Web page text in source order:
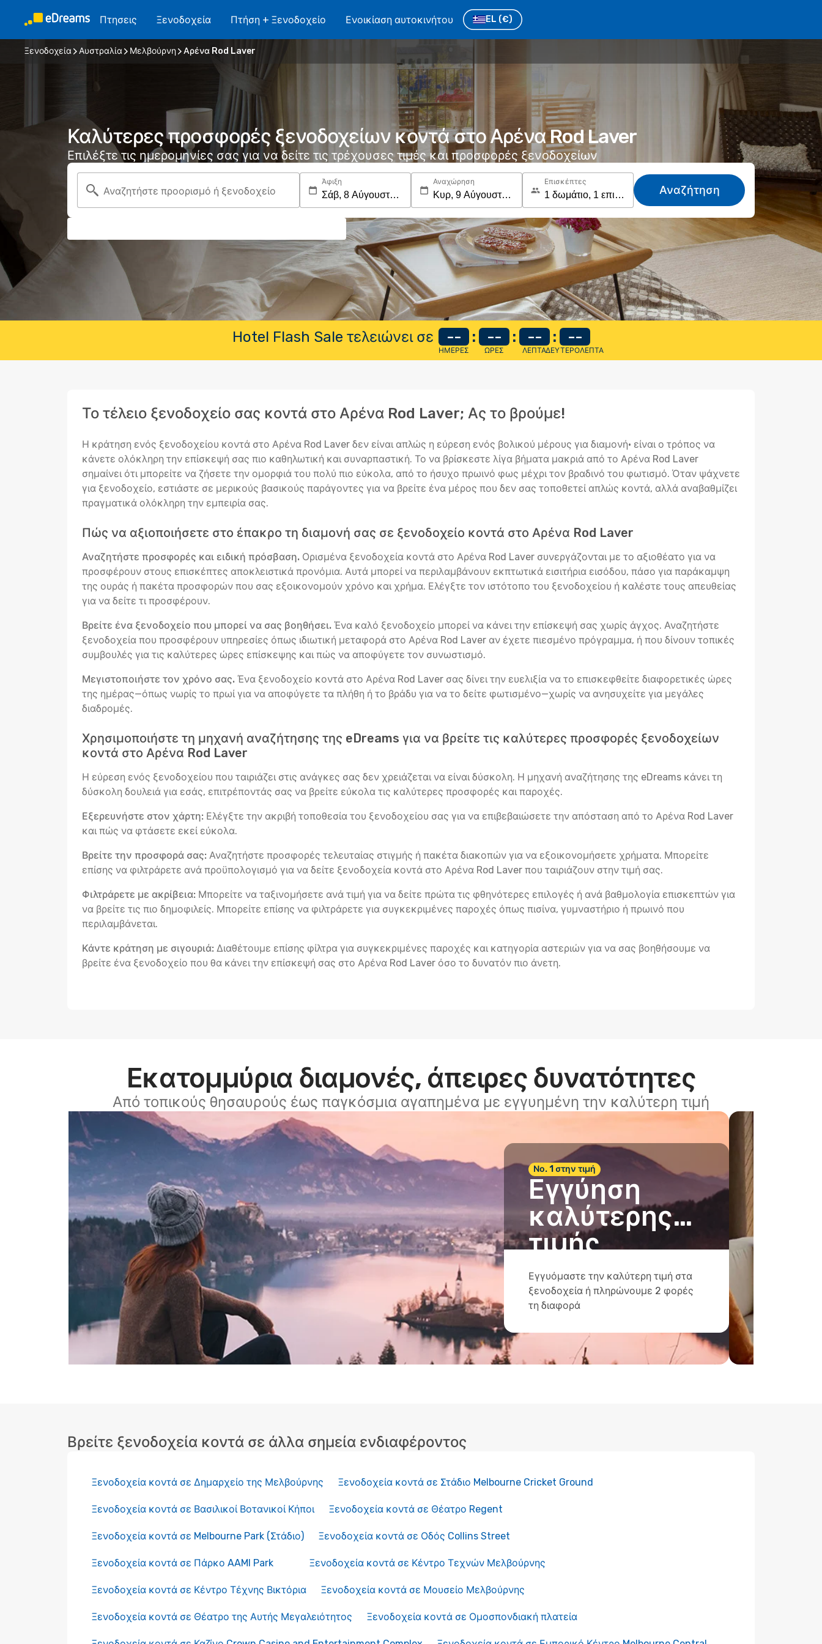
Πτησεις Ξενοδοχεία Πτήση + Ξενοδοχείο Ενοικίαση αυτοκινήτου EL (€)
Ξενοδοχεία Αυστραλία Μελβούρνη Αρένα Rod Laver
Καλύτερες προσφορές ξενοδοχείων κοντά στο Αρένα Rod Laver
Επιλέξτε τις ημερομηνίες σας για να δείτε τις τρέχουσες τιμές και προσφορές ξενοδοχείων
Αναζητήστε προορισμό ή ξενοδοχείο
Άφιξη Αναχώρηση Επισκέπτες
Αναζήτηση
Hotel Flash Sale τελειώνει σε --
ΗΜΈΡΕΣ
: --
ΏΡΕΣ
: --
ΛΕΠΤΆ
: --
ΔΕΥΤΕΡΌΛΕΠΤΑ
Το τέλειο ξενοδοχείο σας κοντά στο Αρένα Rod Laver; Ας το βρούμε!
Η κράτηση ενός ξενοδοχείου κοντά στο Αρένα Rod Laver δεν είναι απλώς η εύρεση ενός βολικού μέρους για διαμονή· είναι ο τρόπος να
κάνετε ολόκληρη την επίσκεψή σας πιο καθηλωτική και συναρπαστική. Το να βρίσκεστε λίγα βήματα μακριά από το Αρένα Rod Laver
σημαίνει ότι μπορείτε να ζήσετε την ομορφιά του πολύ πιο εύκολα, από το ήσυχο πρωινό φως μέχρι τον βραδινό του φωτισμό. Όταν ψάχνετε
για ξενοδοχείο, εστιάστε σε μερικούς βασικούς παράγοντες για να βρείτε ένα μέρος που δεν σας τοποθετεί απλώς κοντά, αλλά αναβαθμίζει
πραγματικά ολόκληρη την εμπειρία σας.
Πώς να αξιοποιήσετε στο έπακρο τη διαμονή σας σε ξενοδοχείο κοντά στο Αρένα Rod Laver
Αναζητήστε προσφορές και ειδική πρόσβαση. Ορισμένα ξενοδοχεία κοντά στο Αρένα Rod Laver συνεργάζονται με το αξιοθέατο για να
προσφέρουν στους επισκέπτες αποκλειστικά προνόμια. Αυτά μπορεί να περιλαμβάνουν εκπτωτικά εισιτήρια εισόδου, πάσο για παράκαμψη
της ουράς ή πακέτα προσφορών που σας εξοικονομούν χρόνο και χρήμα. Ελέγξτε τον ιστότοπο του ξενοδοχείου ή καλέστε τους απευθείας
για να δείτε τι προσφέρουν.
Βρείτε ένα ξενοδοχείο που μπορεί να σας βοηθήσει. Ένα καλό ξενοδοχείο μπορεί να κάνει την επίσκεψή σας χωρίς άγχος. Αναζητήστε
ξενοδοχεία που προσφέρουν υπηρεσίες όπως ιδιωτική μεταφορά στο Αρένα Rod Laver αν έχετε πιεσμένο πρόγραμμα, ή που δίνουν τοπικές
συμβουλές για τις καλύτερες ώρες επίσκεψης και πώς να αποφύγετε τον συνωστισμό.
Μεγιστοποιήστε τον χρόνο σας. Ένα ξενοδοχείο κοντά στο Αρένα Rod Laver σας δίνει την ευελιξία να το επισκεφθείτε διαφορετικές ώρες
της ημέρας—όπως νωρίς το πρωί για να αποφύγετε τα πλήθη ή το βράδυ για να το δείτε φωτισμένο—χωρίς να ανησυχείτε για μεγάλες
διαδρομές.
Χρησιμοποιήστε τη μηχανή αναζήτησης της eDreams για να βρείτε τις καλύτερες προσφορές ξενοδοχείων
κοντά στο Αρένα Rod Laver
Η εύρεση ενός ξενοδοχείου που ταιριάζει στις ανάγκες σας δεν χρειάζεται να είναι δύσκολη. Η μηχανή αναζήτησης της eDreams κάνει τη
δύσκολη δουλειά για εσάς, επιτρέποντάς σας να βρείτε εύκολα τις καλύτερες προσφορές και παροχές.
Εξερευνήστε στον χάρτη: Ελέγξτε την ακριβή τοποθεσία του ξενοδοχείου σας για να επιβεβαιώσετε την απόσταση από το Αρένα Rod Laver
και πώς να φτάσετε εκεί εύκολα.
Βρείτε την προσφορά σας: Αναζητήστε προσφορές τελευταίας στιγμής ή πακέτα διακοπών για να εξοικονομήσετε χρήματα. Μπορείτε
επίσης να φιλτράρετε ανά προϋπολογισμό για να δείτε ξενοδοχεία κοντά στο Αρένα Rod Laver που ταιριάζουν στην τιμή σας.
Φιλτράρετε με ακρίβεια: Μπορείτε να ταξινομήσετε ανά τιμή για να δείτε πρώτα τις φθηνότερες επιλογές ή ανά βαθμολογία επισκεπτών για
να βρείτε τις πιο δημοφιλείς. Μπορείτε επίσης να φιλτράρετε για συγκεκριμένες παροχές όπως πισίνα, γυμναστήριο ή πρωινό που
περιλαμβάνεται.
Κάντε κράτηση με σιγουριά: Διαθέτουμε επίσης φίλτρα για συγκεκριμένες παροχές και κατηγορία αστεριών για να σας βοηθήσουμε να
βρείτε ένα ξενοδοχείο που θα κάνει την επίσκεψή σας στο Αρένα Rod Laver όσο το δυνατόν πιο άνετη.
Εκατομμύρια διαμονές, άπειρες δυνατότητες
Από τοπικούς θησαυρούς έως παγκόσμια αγαπημένα με εγγυημένη την καλύτερη τιμή
Νο. 1 στην τιμή
Εγγύηση
καλύτερης
τιμής
Εγγυόμαστε την καλύτερη τιμή στα
ξενοδοχεία ή πληρώνουμε 2 φορές
τη διαφορά
Βρείτε ξενοδοχεία κοντά σε άλλα σημεία ενδιαφέροντος
Ξενοδοχεία κοντά σε Δημαρχείο της Μελβούρνης Ξενοδοχεία κοντά σε Στάδιο Melbourne Cricket Ground
Ξενοδοχεία κοντά σε Βασιλικοί Βοτανικοί Κήποι Ξενοδοχεία κοντά σε Θέατρο Regent
Ξενοδοχεία κοντά σε Melbourne Park (Στάδιο) Ξενοδοχεία κοντά σε Οδός Collins Street
Ξενοδοχεία κοντά σε Πάρκο AAMI Park Ξενοδοχεία κοντά σε Κέντρο Τεχνών Μελβούρνης
Ξενοδοχεία κοντά σε Κέντρο Τέχνης Βικτόρια Ξενοδοχεία κοντά σε Μουσείο Μελβούρνης
Ξενοδοχεία κοντά σε Θέατρο της Αυτής Μεγαλειότητος Ξενοδοχεία κοντά σε Ομοσπονδιακή πλατεία